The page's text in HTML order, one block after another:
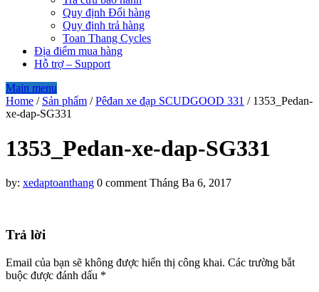
Quy định Đổi hàng
Quy định trả hàng
Toan Thang Cycles
Địa điểm mua hàng
Hỗ trợ – Support
Main menu
Home / Sản phẩm / Pêđan xe đạp SCUDGOOD 331 / 1353_Pedan-
xe-dap-SG331
1353_Pedan-xe-dap-SG331
by: xedaptoanthang 0 comment Tháng Ba 6, 2017
Trả lời
Email của bạn sẽ không được hiển thị công khai. Các trường bắt
buộc được đánh dấu *